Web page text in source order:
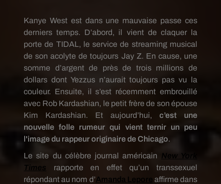
Kanye West est dans une mauvaise passe ces
derniers temps. D’abord, il vient de claquer la
porte de TIDAL, le service de streaming musical
de son acolyte de toujours Jay Z. En cause, une
somme d’argent de près de trois millions de
dollars dont Yezzus n’aurait toujours pas vu la
couleur. Ensuite, il s’est récemment embrouillé
avec Rob Kardashian, le petit frère de son épouse
Kim Kardashian. Et aujourd’hui, c’est une
nouvelle folle rumeur qui vient ternir un peu
l'image du rappeur originaire de Chicago.
Le site du célèbre journal américain New York
Times rapporte en effet qu’un transsexuel
répondant au nom d’Amanda Lepore
affirme dans